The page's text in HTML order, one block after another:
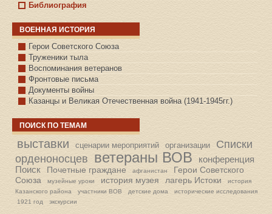
Библиография
ВОЕННАЯ ИСТОРИЯ
С.КАЗАНСКОЕ
Герои Советского Союза
Труженики тыла
Воспоминания ветеранов
Фронтовые письма
Документы войны
Казанцы и Великая Отечественная война (1941-1945гг.)
ПОИСК ПО ТЕМАМ
выставки сценарии мероприятий организации
Списки
орденоносцев ветераны ВОВ
конференция
Поиск
Почетные граждане афганистан
Герои Советского
Союза
музейные уроки история музея лагерь Истоки
история
Казанского района
участники ВОВ детские дома
исторические исследования
1921 год
экскурсии